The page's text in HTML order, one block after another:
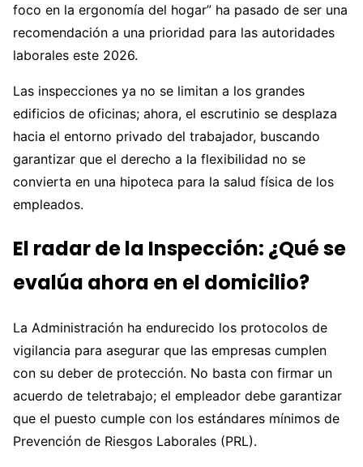
foco en la ergonomía del hogar” ha pasado de ser una
recomendación a una prioridad para las autoridades
laborales este 2026.
Las inspecciones ya no se limitan a los grandes
edificios de oficinas; ahora, el escrutinio se desplaza
hacia el entorno privado del trabajador, buscando
garantizar que el derecho a la flexibilidad no se
convierta en una hipoteca para la salud física de los
empleados.
El radar de la Inspección: ¿Qué se
evalúa ahora en el domicilio?
La Administración ha endurecido los protocolos de
vigilancia para asegurar que las empresas cumplen
con su deber de protección. No basta con firmar un
acuerdo de teletrabajo; el empleador debe garantizar
que el puesto cumple con los estándares mínimos de
Prevención de Riesgos Laborales (PRL).